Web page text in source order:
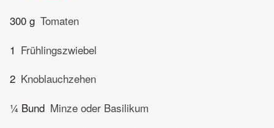
300 g Tomaten
1 Frühlingszwiebel
2 Knoblauchzehen
¼ Bund Minze oder Basilikum